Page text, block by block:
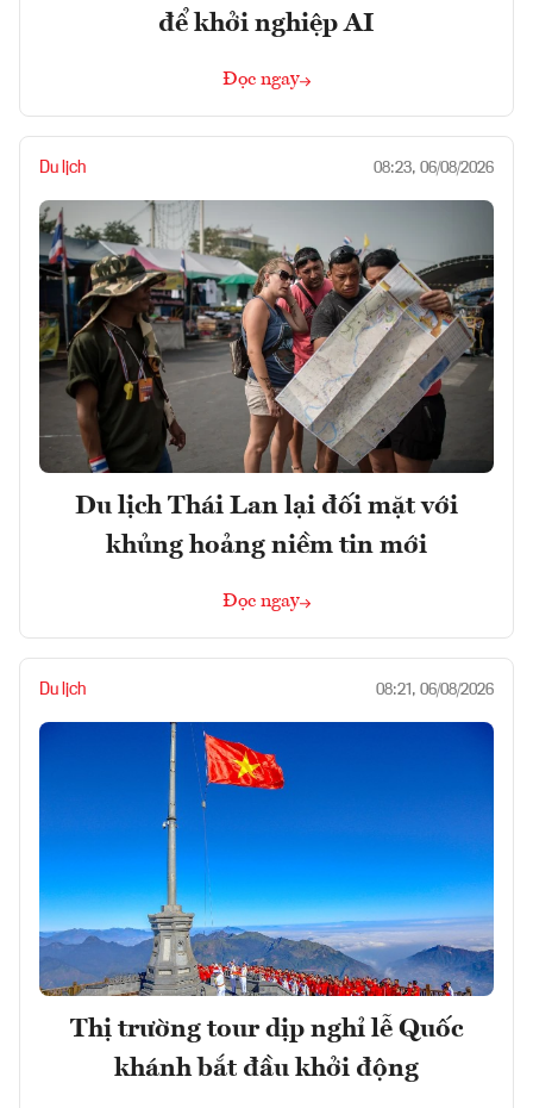
để khởi nghiệp AI
Đọc ngay
Du lịch 08:23, 06/08/2026
Du lịch Thái Lan lại đối mặt với
khủng hoảng niềm tin mới
Đọc ngay
Du lịch 08:21, 06/08/2026
Thị trường tour dịp nghỉ lễ Quốc
khánh bắt đầu khởi động